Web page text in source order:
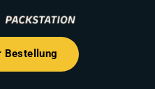
Bestellung